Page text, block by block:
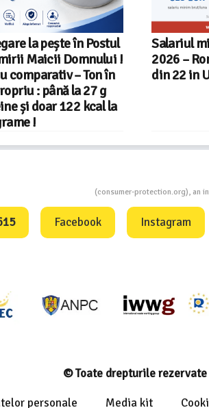
minim in Europa in
Romania pe locul 20
in UE
Cele mai
spalat
cu
(consumer-protection.org), an
Facebook Instagram
© Toate drepturile
personale Media kit